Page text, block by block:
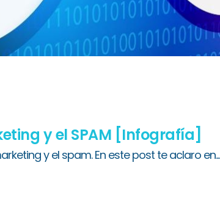
y el SPAM [Infografía]
y el spam. En este post te aclaro en...